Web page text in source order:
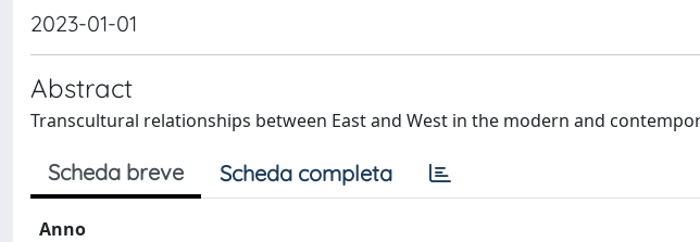
2023-01-01
Abstract
Transcultural relationships between East and West in the modern and
Scheda breve Scheda completa
Anno